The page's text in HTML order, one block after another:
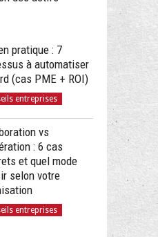
pratique : 7
à automatiser
(cas PME + ROI)
entreprises
vs
: 6 cas
et quel mode
selon votre
entreprises